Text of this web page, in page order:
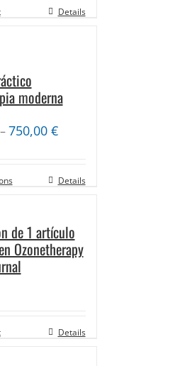
Details
moderna
750,00 €
Details
de 1 artículo
Ozonetherapy
Details